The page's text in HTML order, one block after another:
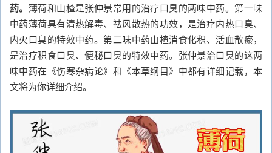
药。 薄荷和山楂是张仲景常用的治疗口臭的两味中药。第一味
中药薄荷具有清热解毒、祛风散热的功效，是治疗内热口臭、
内火口臭的特效中药。第二味中药山楂消食化积、活血散瘀，
是治疗积食口臭、便秘口臭的特效中药。张仲景治口臭的这两
味中药在《伤寒杂病论》和《本草纲目》中都有详细记载，本
文将为你详细介绍。